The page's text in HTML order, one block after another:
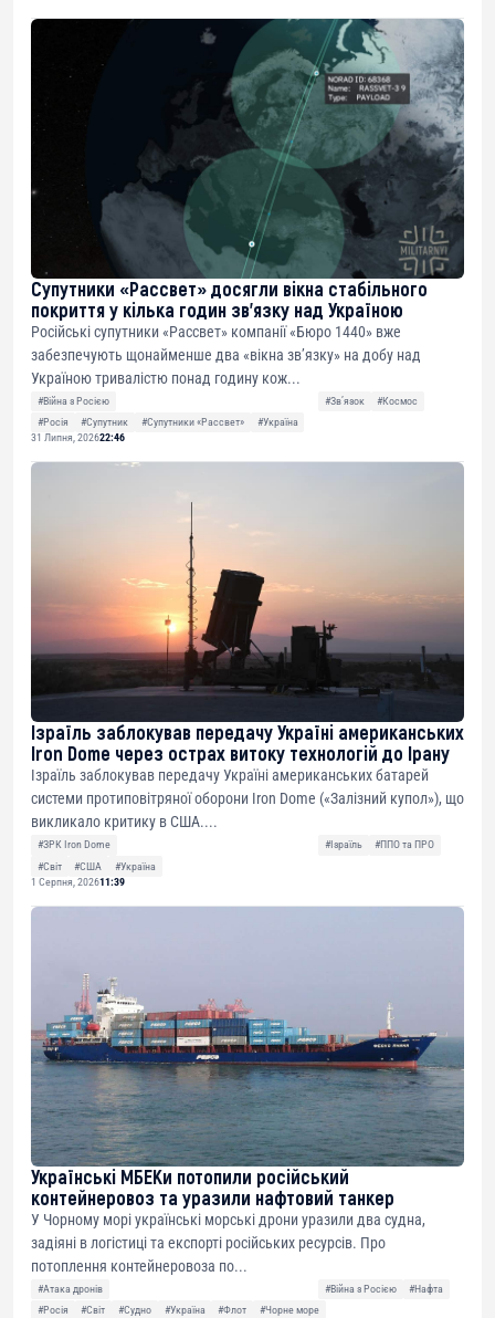
Супутники «Рассвет» досягли вікна стабільного
покриття у кілька годин зв’язку над Україною
Російські супутники «Рассвет» компанії «Бюро 1440» вже
забезпечують щонайменше два «вікна зв’язку» на добу над
Україною тривалістю понад годину кож...
#Війна з Росією #Звʼязок
#Космос
#Росія
#Супутник #Супутники «Рассвет»
#Україна
31 Липня, 202622:46
Ізраїль заблокував передачу Україні американських
Iron Dome через острах витоку технологій до Ірану
Ізраїль заблокував передачу Україні американських батарей
системи протиповітряної оборони Iron Dome («Залізний купол»), що
викликало критику в США....
#ЗРК Iron Dome #Ізраїль
#ППО та ПРО
#Світ
#США
#Україна
1 Серпня, 202611:39
Українські МБЕКи потопили російський
контейнеровоз та уразили нафтовий танкер
У Чорному морі українські морські дрони уразили два судна,
задіяні в логістиці та експорті російських ресурсів. Про
потоплення контейнеровоза по...
#Атака дронів #Війна з Росією
#Нафта
#Росія
#Світ #Судно #Україна #Флот
#Чорне море